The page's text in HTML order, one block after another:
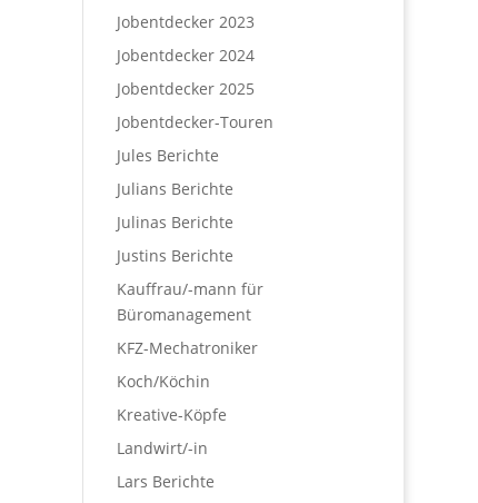
Jobentdecker 2023
Jobentdecker 2024
Jobentdecker 2025
Jobentdecker-Touren
Jules Berichte
Julians Berichte
Julinas Berichte
Justins Berichte
Kauffrau/-mann für
Büromanagement
KFZ-Mechatroniker
Koch/Köchin
Kreative-Köpfe
Landwirt/-in
Lars Berichte